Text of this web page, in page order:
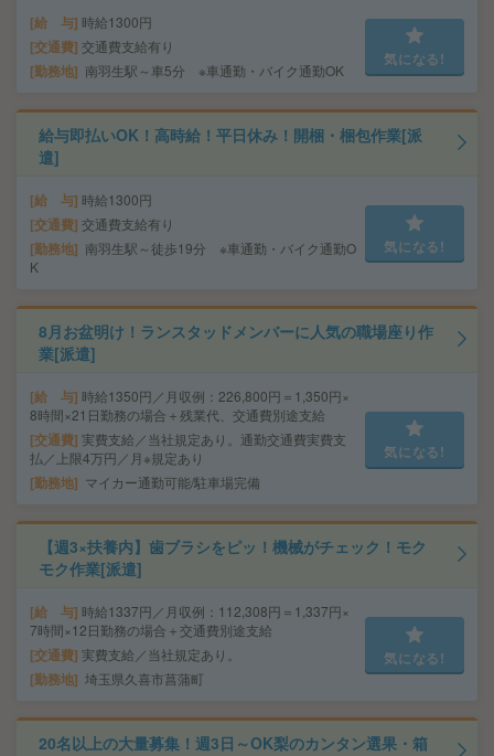
給 与 時給1300円
交通費 交通費支給有り
勤務地 南羽生駅～車5分 ※車通勤・バイク通勤OK
気になる!
給与即払いOK！高時給！平日休み！開梱・梱包作業[派
遣]
給 与 時給1300円
交通費 交通費支給有り
勤務地
南羽生駅～徒歩19分 ※車通勤・バイク通勤O
K
気になる!
8月お盆明け！ランスタッドメンバーに人気の職場座り作
業[派遣]
給 与 時給1350円／月収例：226,800円＝1,350円×
8時間×21日勤務の場合＋残業代、交通費別途支給
交通費 実費支給／当社規定あり。通勤交通費実費支
払／上限4万円／月※規定あり
勤務地 マイカー通勤可能/駐車場完備
気になる!
【週3×扶養内】歯ブラシをピッ！機械がチェック！モク
モク作業[派遣]
給 与 時給1337円／月収例：112,308円＝1,337円×
7時間×12日勤務の場合＋交通費別途支給
交通費 実費支給／当社規定あり。
勤務地 埼玉県久喜市菖蒲町
気になる!
20名以上の大量募集！週3日～OK梨のカンタン選果・箱